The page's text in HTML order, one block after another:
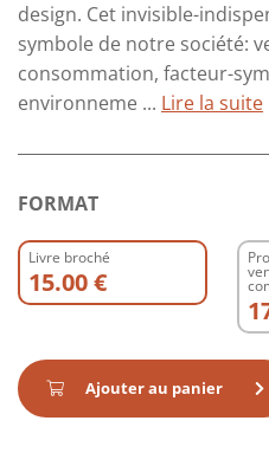
design. Cet invisible-
symbole de notre société:
consommation, facteur-
environneme ... Lire la suite
FORMAT
Livre broché
15.00 €
Ajouter au panier